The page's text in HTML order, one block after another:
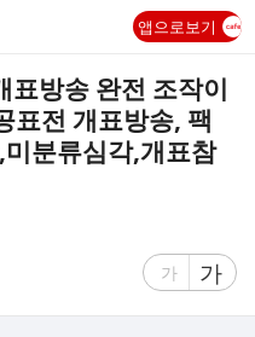
앱으로보기
표방송 완전 조작이
표전 개표방송, 팩
분류심각,개표참
글
가
글
자
가